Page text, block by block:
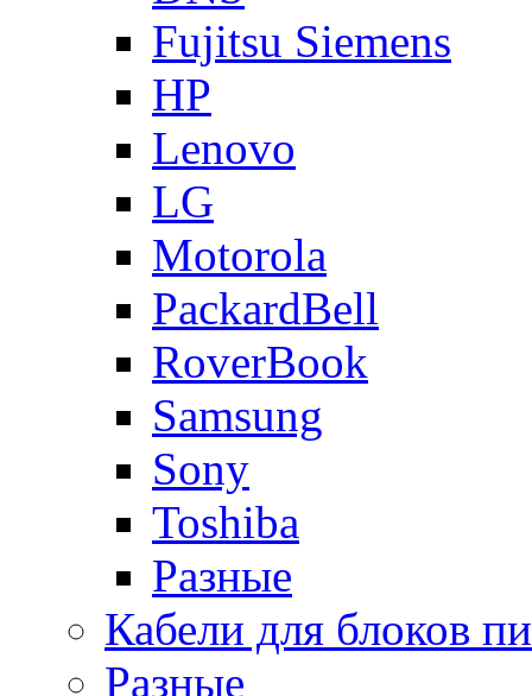
Fujitsu Siemens
HP
Lenovo
LG
Motorola
PackardBell
RoverBook
Samsung
Sony
Toshiba
Разные
Кабели для блоков
Разные